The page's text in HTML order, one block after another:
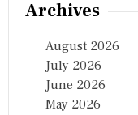
Archives
August 2026
July 2026
June 2026
May 2026